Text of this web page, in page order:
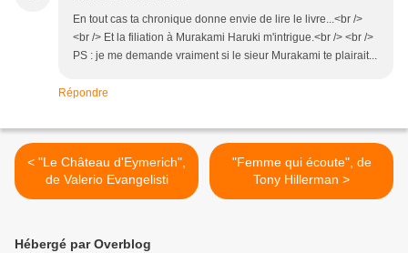
En tout cas ta chronique donne envie de lire le livre...<br />
<br /> Et la filiation à Murakami Haruki m'intrigue.<br /> <br />
PS : je me demande vraiment si le sieur Murakami te plairait...
Répondre
< "Le Château d'Eymerich",
de Valerio Evangelisti
"Femme qui écoute", de
Tony Hillerman >
Hébergé par Overblog